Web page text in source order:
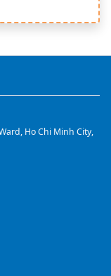
Ho Chi Minh City,